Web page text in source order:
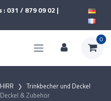
031 / 879 09 02 |
0
Trinkbecher und Deckel
& Zubehör